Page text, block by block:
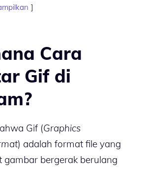
Cara
Gif di
Gif (Graphics
) adalah format file yang
gambar bergerak berulang